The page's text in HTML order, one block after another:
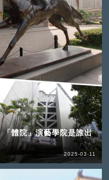
體院」演藝學院是誰出
2025-03-11